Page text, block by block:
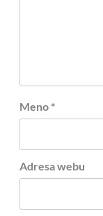
Meno *
Adresa webu